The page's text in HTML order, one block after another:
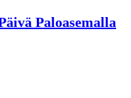
Paloasemalla